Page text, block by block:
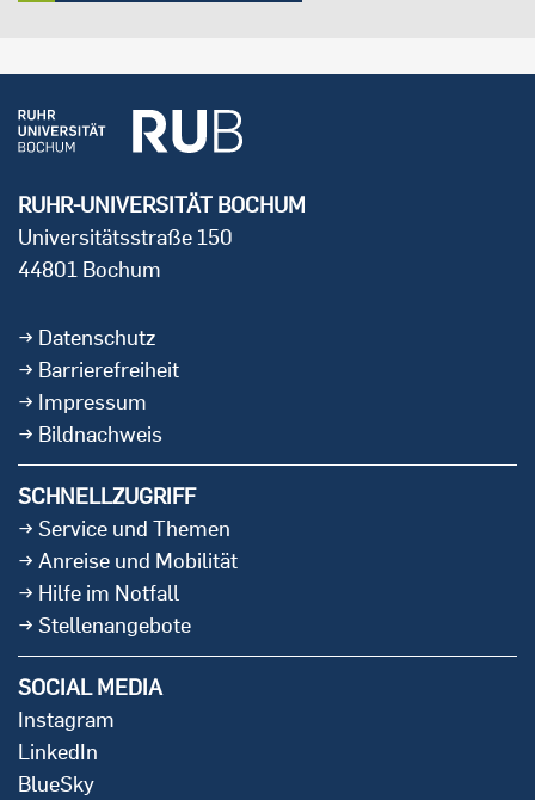
RUHR-UNIVERSITÄT BOCHUM
Universitätsstraße 150
44801 Bochum
Datenschutz
Barrierefreiheit
Impressum
Bildnachweis
SCHNELLZUGRIFF
Service und Themen
Anreise und Mobilität
Hilfe im Notfall
Stellenangebote
SOCIAL MEDIA
Instagram
LinkedIn
BlueSky